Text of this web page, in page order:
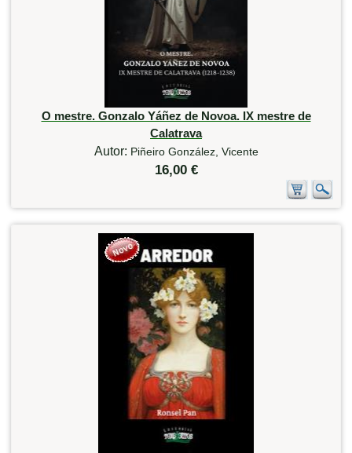
O mestre. Gonzalo Yáñez de Novoa. IX mestre de
Calatrava
Autor: Piñeiro González, Vicente
16,00 €